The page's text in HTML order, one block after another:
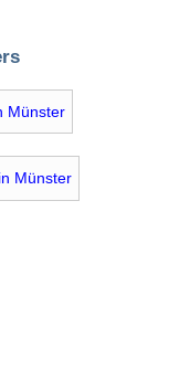
Münster
Münster